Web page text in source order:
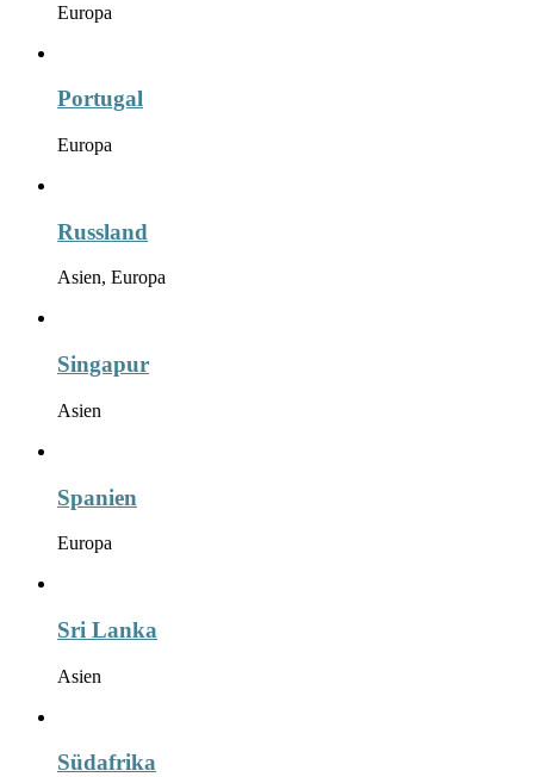
Europa
Portugal
Europa
Russland
Asien, Europa
Singapur
Asien
Spanien
Europa
Sri Lanka
Asien
Südafrika